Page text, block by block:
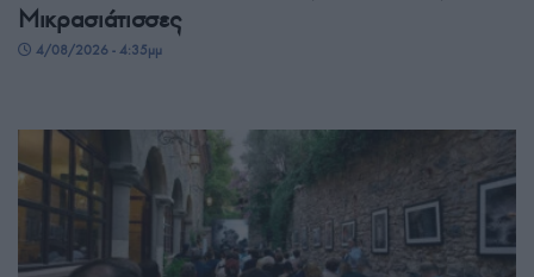
Μικρασιάτισσες
4/08/2026 - 4:35μμ